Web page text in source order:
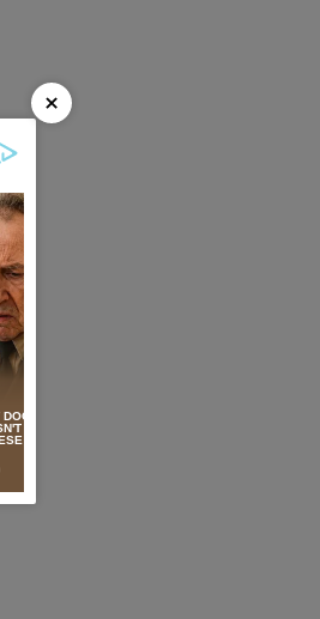
×